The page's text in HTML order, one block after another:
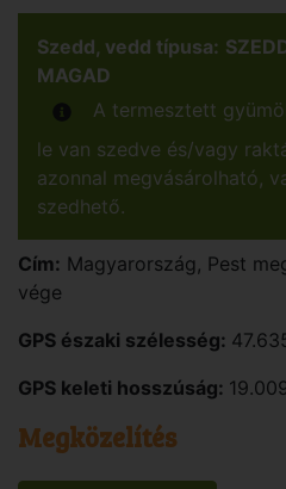
Szedd, vedd típusa:
MAGAD
A termesztett
le van szedve és/vagy
azonnal megvásárolható,
szedhető.
Cím: Magyarország , Pest
vége
GPS északi szélesség:
GPS keleti hosszúság:
Megközelítés